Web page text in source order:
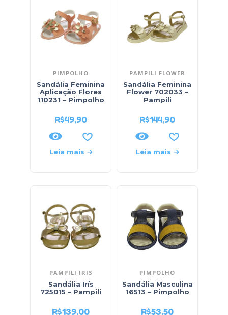
PIMPOLHO
Sandália Feminina
Aplicação Flores
110231 – Pimpolho
R$49,90
Leia mais
PAMPILI FLOWER
Sandália Feminina
Flower 702033 –
Pampili
R$144,90
Leia mais
PAMPILI IRIS
Sandália Irís
725015 – Pampili
R$139,00
PIMPOLHO
Sandália Masculina
16513 – Pimpolho
R$53,50